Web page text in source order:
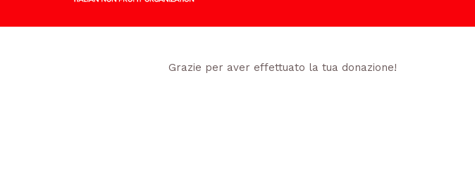
Grazie per aver effettuato la tua donazione!